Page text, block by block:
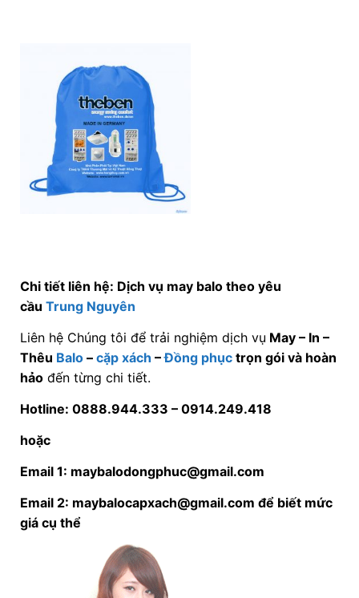
Chi tiết liên hệ: Dịch vụ may balo theo yêu
cầu Trung Nguyên
Liên hệ Chúng tôi để trải nghiệm dịch vụ May – In –
Thêu Balo– cặp xách –Đồng phụctrọn gói và hoàn
hảođến từng chi tiết.
Hotline: 0888.944.333 – 0914.249.418
hoặc
Email 1: maybalodongphuc@gmail.com
Email 2: maybalocapxach@gmail.com để biết mức
giá cụ thể